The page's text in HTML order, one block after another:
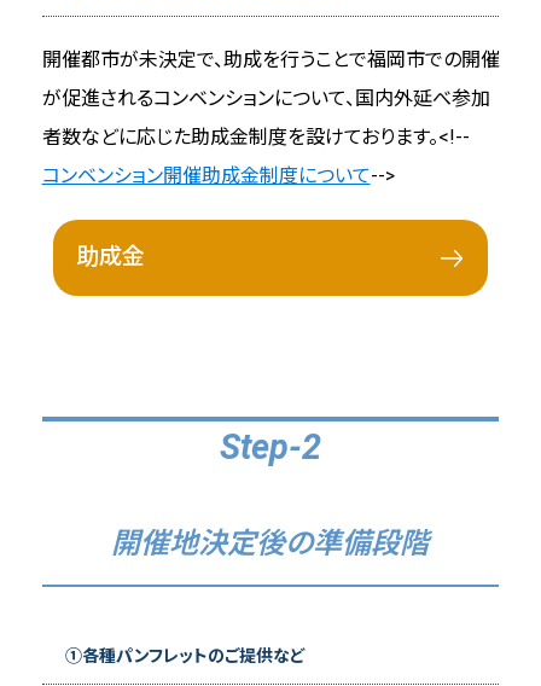
開催都市が未決定で、助成を行うことで福岡市での開催
が促進されるコンベンションについて、国内外延べ参加
者数などに応じた助成金制度を設けております。<!--
コンベンション開催助成金制度について-->
助成金
Step-2
開催地決定後の準備段階
①各種パンフレットのご提供など